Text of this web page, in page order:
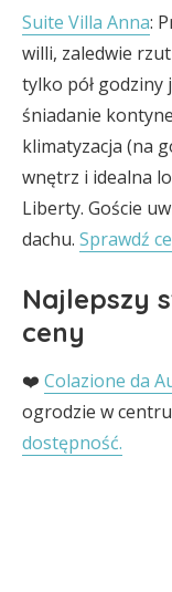
Suite Villa Anna:
willi, zaledwie
tylko pół godziny
śniadanie
klimatyzacja (na
wnętrz i idealna
Liberty. Goście
dachu. Sprawdź
Najlepszy
ceny
❤️ Colazione da
ogrodzie w
dostępność.